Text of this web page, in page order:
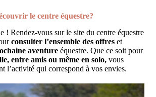
le centre équestre?
! Rendez-vous sur le site du centre équestre
consulter l’ensemble des offres et
aventure équestre. Que ce soit pour
entre amis ou même en solo, vous
l’activité qui correspond à vos envies.